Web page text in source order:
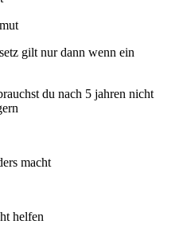
gilt nur dann wenn ein
du nach 5 jahren nicht
macht
helfen